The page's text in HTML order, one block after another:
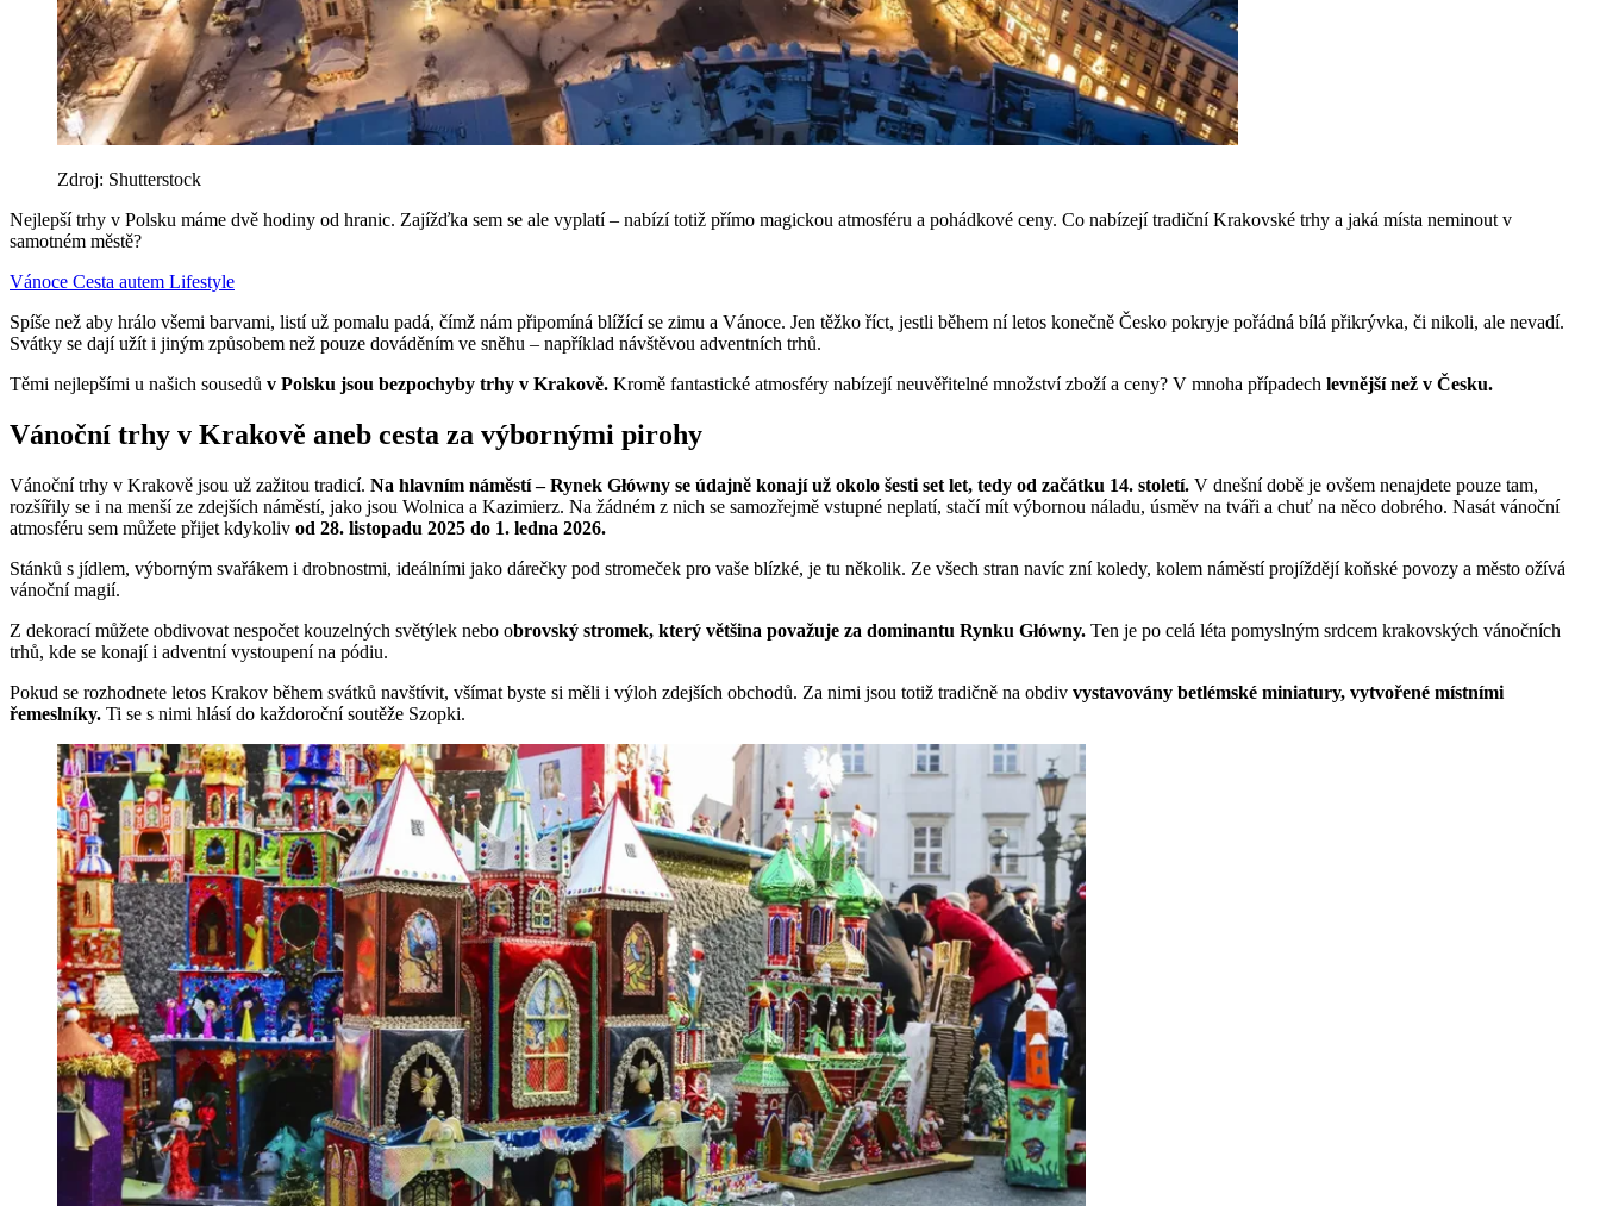
Zdroj: Shutterstock
Nejlepší trhy v Polsku máme dvě hodiny od hranic. Zajížďka sem se ale vyplatí – nabízí totiž přímo magickou atmosféru a pohádkové ceny. Co nabízejí tradiční Krakovské trhy a jaká místa neminout v
samotném městě?
Vánoce Cesta autem Lifestyle
Spíše než aby hrálo všemi barvami, listí už pomalu padá, čímž nám připomíná blížící se zimu a Vánoce. Jen těžko říct, jestli během ní letos konečně Česko pokryje pořádná bílá přikrývka, či nikoli, ale nevadí.
Svátky se dají užít i jiným způsobem než pouze dováděním ve sněhu – například návštěvou adventních trhů.
Těmi nejlepšími u našich sousedů v Polsku jsou bezpochyby trhy v Krakově. Kromě fantastické atmosféry nabízejí neuvěřitelné množství zboží a ceny? V mnoha případech levnější než v Česku.
Vánoční trhy v Krakově aneb cesta za výbornými pirohy
Vánoční trhy v Krakově jsou už zažitou tradicí. Na hlavním náměstí – Rynek Główny se údajně konají už okolo šesti set let, tedy od začátku 14. století. V dnešní době je ovšem nenajdete pouze tam,
rozšířily se i na menší ze zdejších náměstí, jako jsou Wolnica a Kazimierz. Na žádném z nich se samozřejmě vstupné neplatí, stačí mít výbornou náladu, úsměv na tváři a chuť na něco dobrého. Nasát vánoční
atmosféru sem můžete přijet kdykoliv od 28. listopadu 2025 do 1. ledna 2026.
Stánků s jídlem, výborným svařákem i drobnostmi, ideálními jako dárečky pod stromeček pro vaše blízké, je tu několik. Ze všech stran navíc zní koledy, kolem náměstí projíždějí koňské povozy a město ožívá
vánoční magií.
Z dekorací můžete obdivovat nespočet kouzelných světýlek nebo obrovský stromek, který většina považuje za dominantu Rynku Główny. Ten je po celá léta pomyslným srdcem krakovských vánočních
trhů, kde se konají i adventní vystoupení na pódiu.
Pokud se rozhodnete letos Krakov během svátků navštívit, všímat byste si měli i výloh zdejších obchodů. Za nimi jsou totiž tradičně na obdiv vystavovány betlémské miniatury, vytvořené místními
řemeslníky. Ti se s nimi hlásí do každoroční soutěže Szopki.